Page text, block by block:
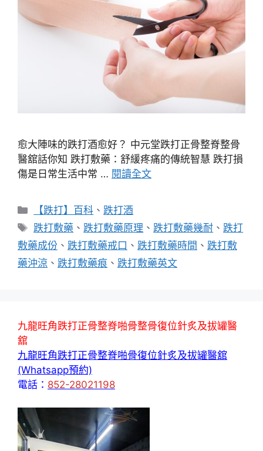
愈大陣味的跌打酒愈好？ 中元堂跌打正骨整脊整骨
醫舘話你知 跌打敷藥：舒緩疼痛的傳統智慧 跌打損
傷是日常生活中常 … 閱讀全文
分
類
【跌打】百科 、跌打酒
標
籤
跌打敷藥 、跌打敷藥原理 、跌打敷藥幾耐 、跌打
敷藥成份 、 跌打敷藥戒口 、 跌打敷藥時間 、 跌打敷
藥沖涼 、 跌打敷藥痕 、 跌打敷藥英文
九龍旺角跌打正骨整脊啪骨整骨復位針炙及拔罐醫
舘
九龍旺角跌打正骨整脊啪骨復位針炙及拔罐醫舘
(Whatsapp預約)
電話： 852-28021198